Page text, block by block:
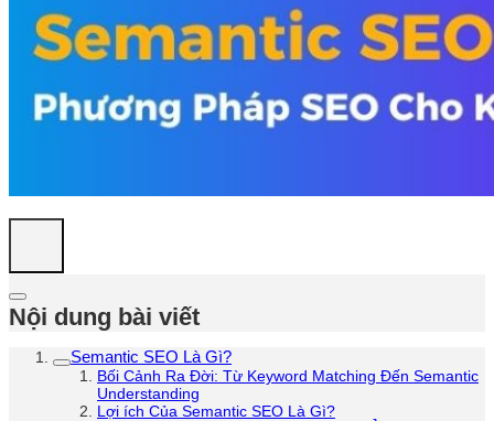
Nội dung bài viết
Semantic SEO Là Gì?
Bối Cảnh Ra Đời: Từ Keyword Matching Đến Semantic
Understanding
Lợi ích Của Semantic SEO Là Gì?